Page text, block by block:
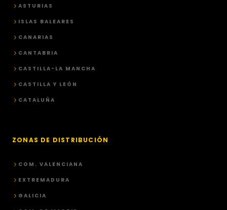
ASTURIAS
ISLAS BALEARES
CANARIAS
CANTABRIA
CASTILLA-LA MANCHA
CASTILLA Y LEÓN
CATALUÑA
ZONAS DE DISTRIBUCIÓN
COM. VALENCIANA
EXTREMADURA
GALICIA